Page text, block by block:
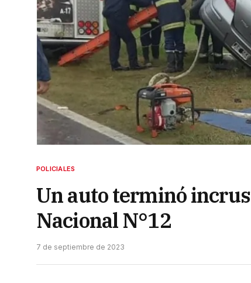
POLICIALES
Un auto terminó
Nacional N°12
7 de septiembre de 2023